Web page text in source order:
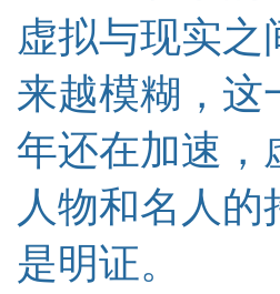
虚拟与现实之
来越模糊，这
年还在加速，
人物和名人的
是明证。